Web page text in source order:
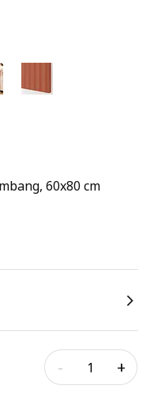
60x80 cm
- +